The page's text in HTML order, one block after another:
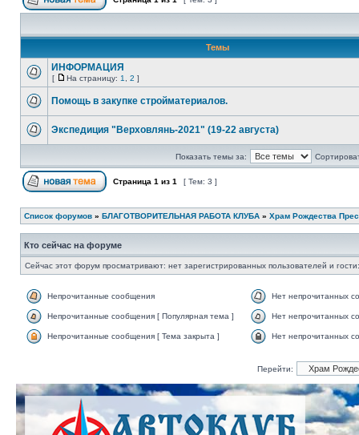
Темы
ИНФОРМАЦИЯ
[ На страницу: 1 2 ]
Помощь в закупке стройматериалов.
Экспедиция "Верховлянь-2021" (19-22 августа)
Показать темы за:
Страница 1 из 1 [ Тем: 3 ]
Список форумов » БЛАГОТВОРИТЕЛЬНАЯ РАБОТА КЛУБА » Храм Рождества
Кто сейчас на форуме
Сейчас этот форум просматривают: нет зарегистрированных пользователей и
Непрочитанные сообщения Нет непрочитанных
Непрочитанные сообщения [ Популярная тема ] Нет непрочитанных
Непрочитанные сообщения [ Тема закрыта ] Нет непрочитанных
Перейти: